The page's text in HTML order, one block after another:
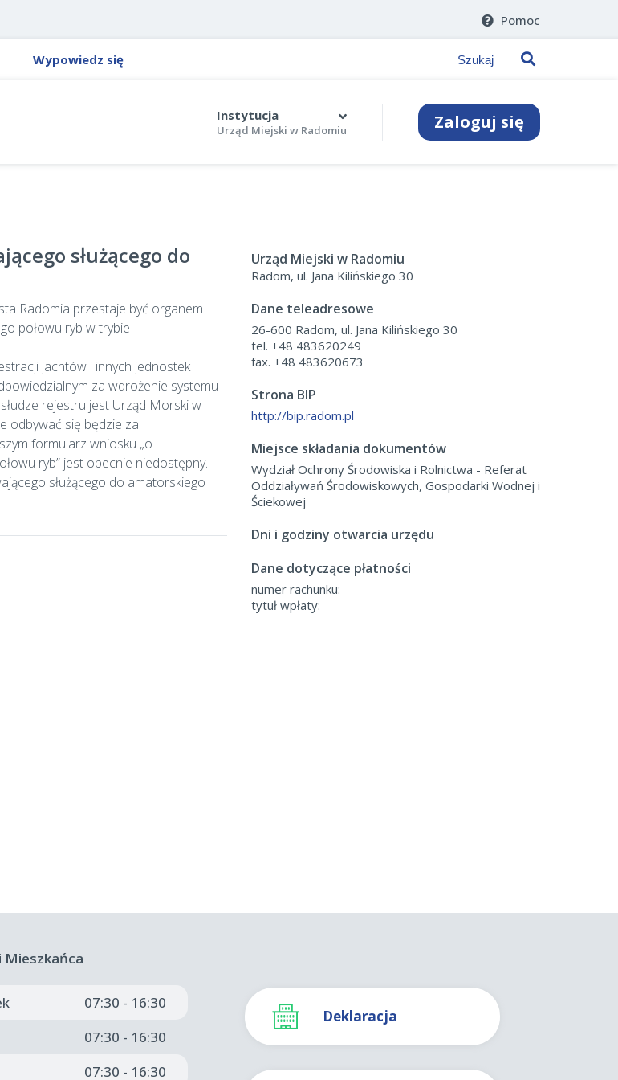
Pomoc
Wypowiedz się
Instytucja
Urząd Miejski w Radomiu Zaloguj się
służącego do
Radomia przestaje być organem
połowu ryb w trybie
jachtów i innych jednostek
za wdrożenie systemu
rejestru jest Urząd Morski w
odbywać się będzie za
formularz wniosku „o
ryb” jest obecnie niedostępny.
służącego do amatorskiego
Urząd Miejski w Radomiu
Radom, ul. Jana Kilińskiego 30
Dane teleadresowe
26-600 Radom, ul. Jana Kilińskiego 30
tel. +48 483620249
fax. +48 483620673
Strona BIP
http://bip.radom.pl
Miejsce składania dokumentów
Wydział Ochrony Środowiska i Rolnictwa - Referat
Oddziaływań Środowiskowych, Gospodarki Wodnej i
Ściekowej
Dni i godziny otwarcia urzędu
Dane dotyczące płatności
numer rachunku:
tytuł wpłaty:
Mieszkańca
07:30 - 16:30
07:30 - 16:30
07:30 - 16:30
Deklaracja